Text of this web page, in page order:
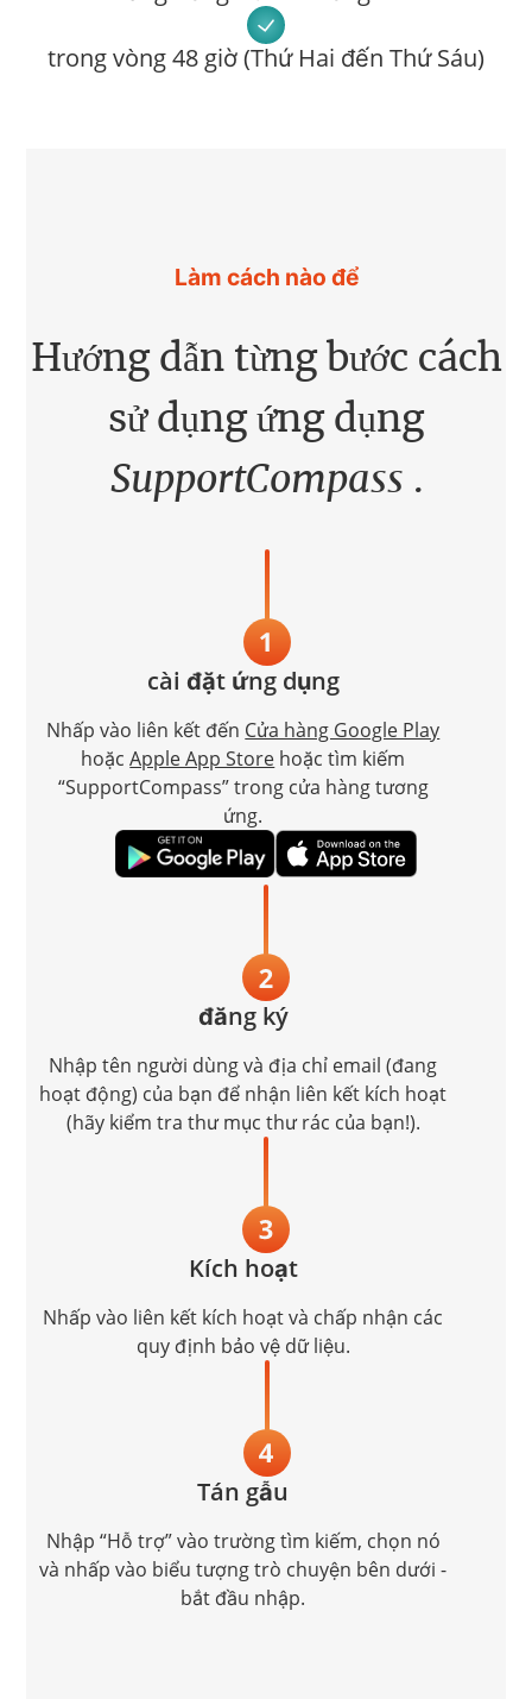
trong vòng 48 giờ (Thứ Hai đến Thứ Sáu)
Làm cách nào để
Hướng dẫn từng bước cách
sử dụng ứng dụng
SupportCompass .
cài đặt ứng dụng
Nhấp vào liên kết đến Cửa hàng Google Play
hoặcApple App Store hoặc tìm kiếm
“SupportCompass” trong cửa hàng tương
ứng.
đăng ký
Nhập tên người dùng và địa chỉ email (đang
hoạt động) của bạn để nhận liên kết kích hoạt
(hãy kiểm tra thư mục thư rác của bạn!).
Kích hoạt
Nhấp vào liên kết kích hoạt và chấp nhận các
quy định bảo vệ dữ liệu.
Tán gẫu
Nhập “Hỗ trợ” vào trường tìm kiếm, chọn nó
và nhấp vào biểu tượng trò chuyện bên dưới -
bắt đầu nhập.